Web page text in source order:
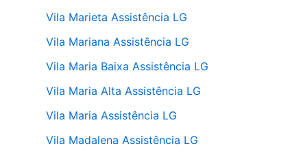
Vila Marieta Assistência LG
Vila Mariana Assistência LG
Vila Maria Baixa Assistência LG
Vila Maria Alta Assistência LG
Vila Maria Assistência LG
Vila Madalena Assistência LG